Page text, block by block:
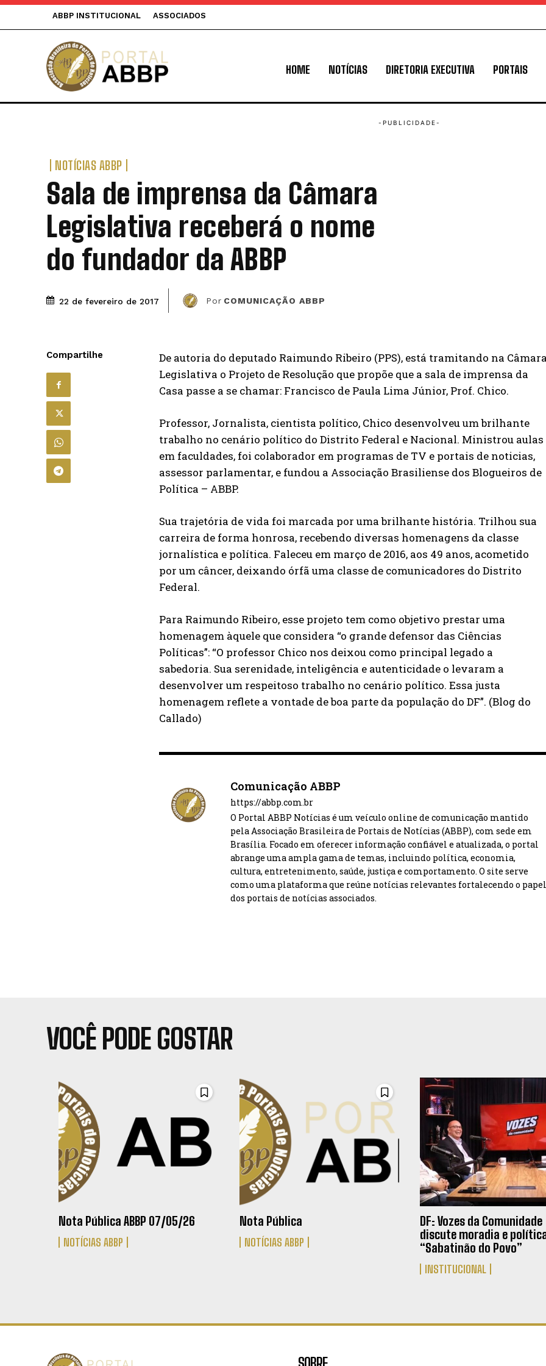
ABBP INSTITUCIONAL ASSOCIADOS
HOME NOTÍCIAS DIRETORIA EXECUTIVA PORTAIS
NOTÍCIAS ABBP
Sala de imprensa da Câmara
Legislativa receberá o nome
do fundador da ABBP
22 de fevereiro de 2017 Por COMUNICAÇÃO ABBP
Compartilhe
De autoria do deputado Raimundo Ribeiro (PPS), está tramitando na
Legislativa o Projeto de Resolução que propõe que a sala de imprensa da
Casa passe a se chamar: Francisco de Paula Lima Júnior, Prof. Chico.
Professor, Jornalista, cientista político, Chico desenvolveu um brilhante
trabalho no cenário político do Distrito Federal e Nacional. Ministrou aulas
em faculdades, foi colaborador em programas de TV e portais de noticias,
assessor parlamentar, e fundou a Associação Brasiliense dos Blogueiros de
Política – ABBP.
Sua trajetória de vida foi marcada por uma brilhante história. Trilhou sua
carreira de forma honrosa, recebendo diversas homenagens da classe
jornalística e política. Faleceu em março de 2016, aos 49 anos, acometido
por um câncer, deixando órfã uma classe de comunicadores do Distrito
Federal.
Para Raimundo Ribeiro, esse projeto tem como objetivo prestar uma
homenagem àquele que considera “o grande defensor das Ciências
Políticas”: “O professor Chico nos deixou como principal legado a
sabedoria. Sua serenidade, inteligência e autenticidade o levaram a
desenvolver um respeitoso trabalho no cenário político. Essa justa
homenagem reflete a vontade de boa parte da população do DF”. (Blog do
Callado)
Comunicação ABBP
https://abbp.com.br
O Portal ABBP Notícias é um veículo online de comunicação mantido
pela Associação Brasileira de Portais de Notícias (ABBP), com sede em
Brasília. Focado em oferecer informação confiável e atualizada, o portal
abrange uma ampla gama de temas, incluindo política, economia,
cultura, entretenimento, saúde, justiça e comportamento. O site serve
como uma plataforma que reúne notícias relevantes fortalecendo o papel
dos portais de notícias associados.
VOCÊ PODE GOSTAR
Nota Pública ABBP 07/05/26
NOTÍCIAS ABBP
Nota Pública
NOTÍCIAS ABBP
DF: Vozes da Comunidade
discute moradia e
“Sabatinão do Povo”
INSTITUCIONAL